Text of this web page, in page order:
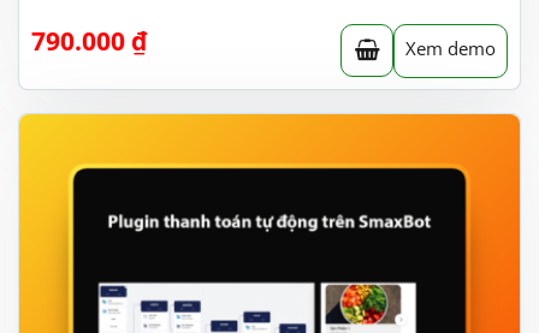
790.000 ₫ Xem demo